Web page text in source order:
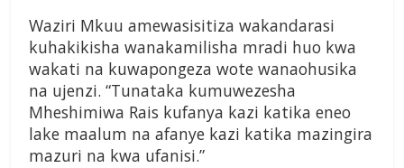
Waziri Mkuu amewasisitiza wakandarasi
kuhakikisha wanakamilisha mradi huo kwa
wakati na kuwapongeza wote wanaohusika
na ujenzi. “Tunataka kumuwezesha
Mheshimiwa Rais kufanya kazi katika eneo
lake maalum na afanye kazi katika mazingira
mazuri na kwa ufanisi.”